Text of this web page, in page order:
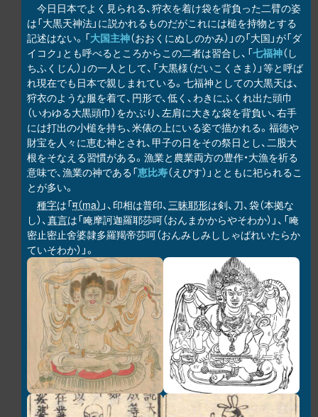
今日日本でよく見られる、狩衣を着け袋を背負った二臂の姿
は「大黒天神法」に説かれるものだがこれには槌を持物とする
記述はない。「大国主神（おおくにぬしのかみ）」の「大国」が「ダ
イコク」とも呼べるところからこの二者は習合し、「七福神（し
ちふくじん）」の一人として、「大黒様（だいこくさま）」等と呼ば
れ現在でも日本で親しまれている。七福神としての大黒天は、
狩衣のような服を着て、円形で、低く、わきにふくれ出た頭巾
（いわゆる大黒頭巾）をかぶり、左肩に大きな袋を背負い、右手
には打出の小槌を持ち、米俵の上にいる姿で描かれる。福徳や
財宝を人々に恵む神とされ、甲子の日をその祭日とし、二股大
根をそなえる習慣がある。漁業と農業両方の豊作・大漁を祈る
意味で、漁業の神である「恵比寿（えびす）」とともに祀られるこ
とが多い。
種字は「म（ma） 」、印相は普印、三昧耶形は剣、刀、袋（本拠な
し）、真言は「唵摩訶迦羅耶莎呵（おんまかからやそわか）」、「唵
密止密止舍婆隷多羅羯帝莎呵（おんみしみししゃばれいたらか
ていそわか）」。